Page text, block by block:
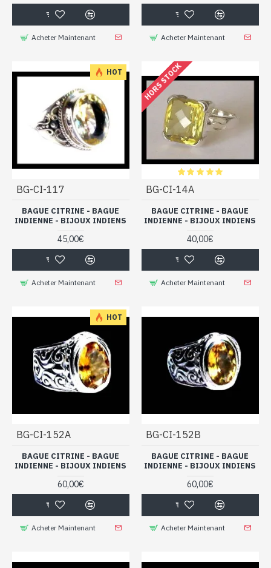
Acheter Maintenant Acheter Maintenant
HOT
BG-CI-117
BAGUE CITRINE - BAGUE
INDIENNE - BIJOUX INDIENS
45,00€
Acheter Maintenant
HORS STOCK
BG-CI-14A
BAGUE CITRINE - BAGUE
INDIENNE - BIJOUX INDIENS
40,00€
Acheter Maintenant
HOT
BG-CI-152A
BAGUE CITRINE - BAGUE
INDIENNE - BIJOUX INDIENS
60,00€
Acheter Maintenant
BG-CI-152B
BAGUE CITRINE - BAGUE
INDIENNE - BIJOUX INDIENS
60,00€
Acheter Maintenant